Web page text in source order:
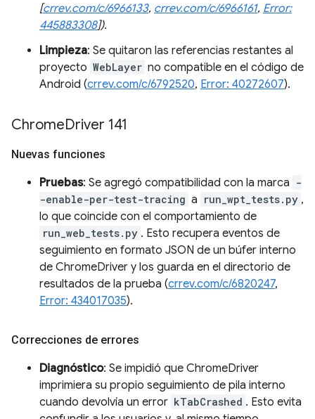
[crrev.com/c/6966133, crrev.com/c/6966161, Error:
445883308]).
Limpieza: Se quitaron las referencias restantes al
proyecto WebLayer no compatible en el código de
Android (crrev.com/c/6792520, Error: 40272607).
ChromeDriver 141
Nuevas funciones
Pruebas: Se agregó compatibilidad con la marca -
-enable-per-test-tracing a run_wpt_tests.py ,
lo que coincide con el comportamiento de
run_web_tests.py . Esto recupera eventos de
seguimiento en formato JSON de un búfer interno
de ChromeDriver y los guarda en el directorio de
resultados de la prueba (crrev.com/c/6820247,
Error: 434017035).
Correcciones de errores
Diagnóstico: Se impidió que ChromeDriver
imprimiera su propio seguimiento de pila interno
cuando devolvía un error kTabCrashed . Esto evita